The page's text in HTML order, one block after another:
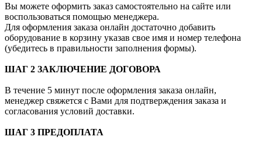
Вы можете оформить заказ самостоятельно на сайте или
воспользоваться помощью менеджера.
Для оформления заказа онлайн достаточно добавить
оборудование в корзину указав свое имя и номер телефона
(убедитесь в правильности заполнения формы).
ШАГ 2 ЗАКЛЮЧЕНИЕ ДОГОВОРА
В течение 5 минут после оформления заказа онлайн,
менеджер свяжется с Вами для подтверждения заказа и
согласования условий доставки.
ШАГ 3 ПРЕДОПЛАТА